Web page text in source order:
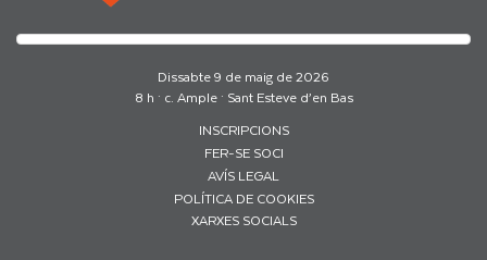
Dissabte 9 de maig de 2026
8 h · c. Ample · Sant Esteve d’en Bas
INSCRIPCIONS
FER-SE SOCI
AVÍS LEGAL
POLÍTICA DE COOKIES
XARXES SOCIALS